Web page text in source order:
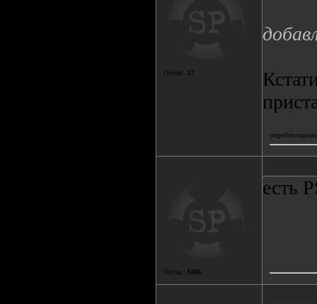
Посты: 17
Посты: 1406
есть